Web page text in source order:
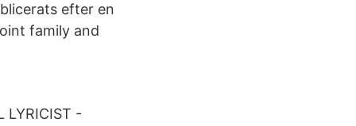
efter en
family and
LYRICIST -